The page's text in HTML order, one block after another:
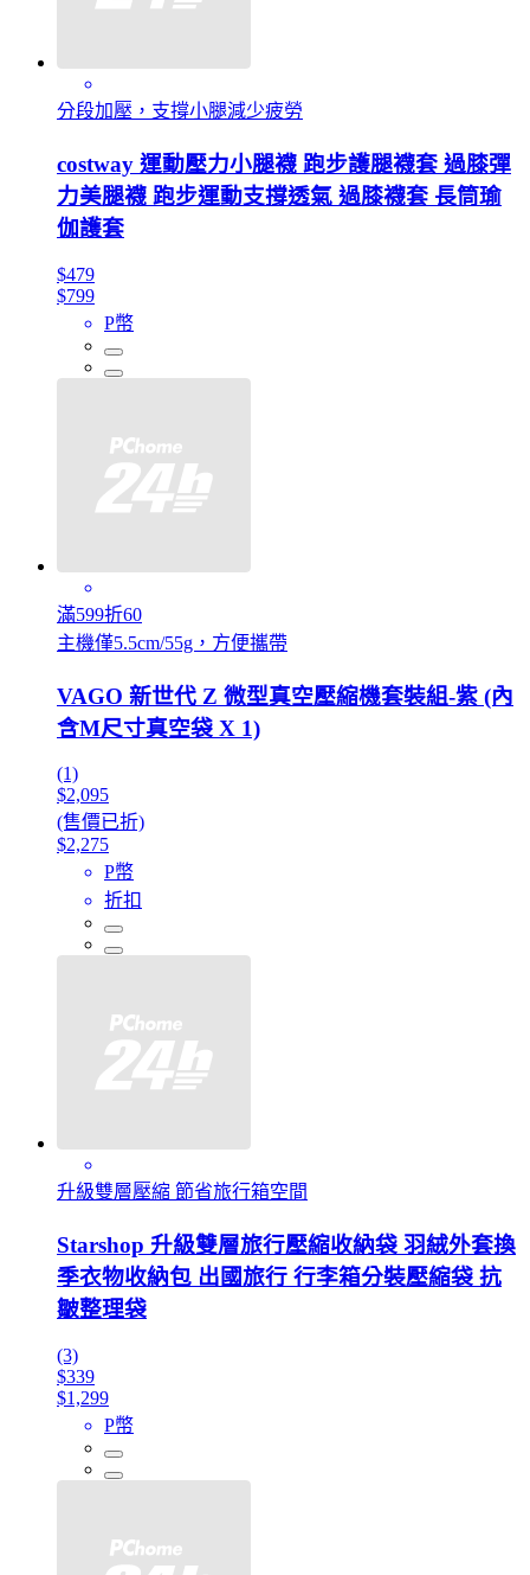
分段加壓，支撐小腿減少疲勞
costway 運動壓力小腿襪 跑步護腿襪套 過膝彈
力美腿襪 跑步運動支撐透氣 過膝襪套 長筒瑜
伽護套
$479
$799
P幣
滿599折60
主機僅5.5cm/55g，方便攜帶
VAGO 新世代 Z 微型真空壓縮機套裝組-紫 (內
含M尺寸真空袋 X 1)
(1)
$2,095
(售價已折)
$2,275
P幣
折扣
升級雙層壓縮 節省旅行箱空間
Starshop 升級雙層旅行壓縮收納袋 羽絨外套換
季衣物收納包 出國旅行 行李箱分裝壓縮袋 抗
皺整理袋
(3)
$339
$1,299
P幣